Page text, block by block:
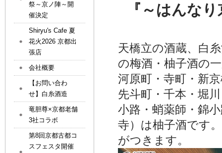
『～はんな
天橋立の酒蔵、白
の梅酒・柚子酒の
河原町・寺町・新
先斗町・千本・堀
小路・蛸薬師・錦
寺）は柚子酒です
がつきます。
祭～京ノ陣～開
催決定
Shiryu's Cafe 夏
花火2026 京都出
張店
会社概要
【お問い合わ
せ】白糸酒造
竜胆尊×京都老舗
3社コラボ
第8回京都古都コ
スフェスタ開催